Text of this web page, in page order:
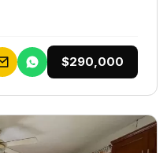
$290,000